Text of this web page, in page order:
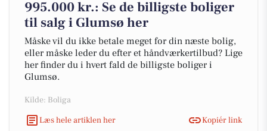
995.000 kr.: Se de billigste boliger
til salg i Glumsø her
Måske vil du ikke betale meget for din næste bolig,
eller måske leder du efter et håndværkertilbud? Lige
her finder du i hvert fald de billigste boliger i
Glumsø.
Kilde: Boliga
Læs hele artiklen her
Kopiér link